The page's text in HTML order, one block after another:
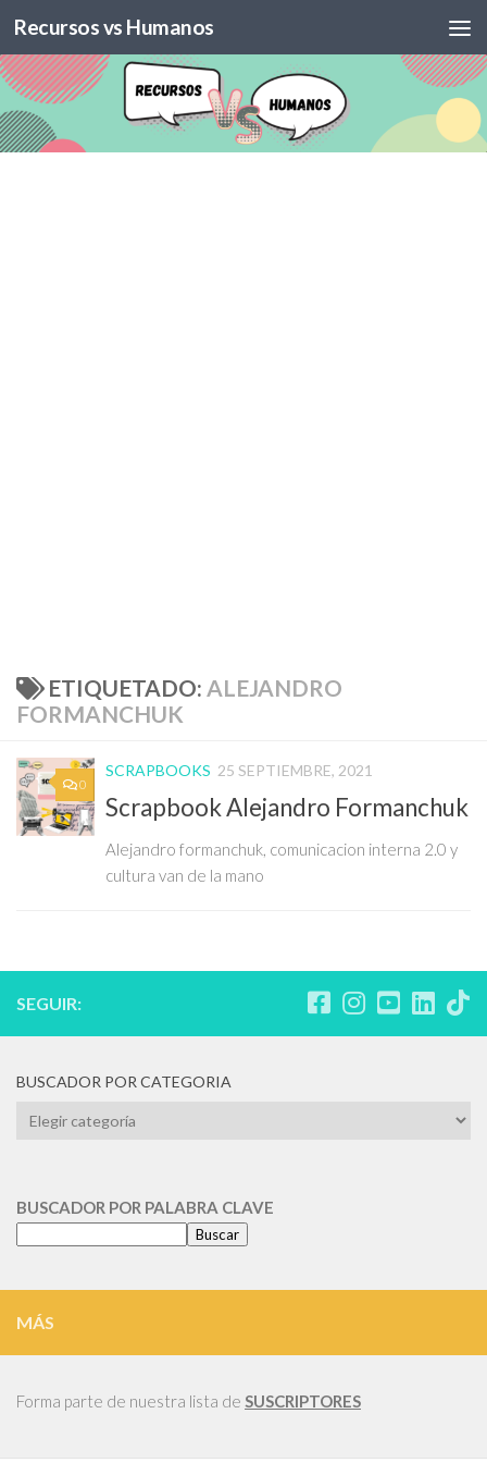
Skip to content
Recursos vs Humanos
ETIQUETADO: ALEJANDRO
FORMANCHUK
0
SCRAPBOOKS 25 SEPTIEMBRE, 2021
Scrapbook Alejandro Formanchuk
Alejandro formanchuk, comunicacion interna 2.0 y
cultura van de la mano
SEGUIR:
BUSCADOR POR CATEGORIA
BUSCADOR
BUSCADOR POR PALABRA CLAVE
Buscar
MÁS
Forma parte de nuestra lista de SUSCRIPTORES